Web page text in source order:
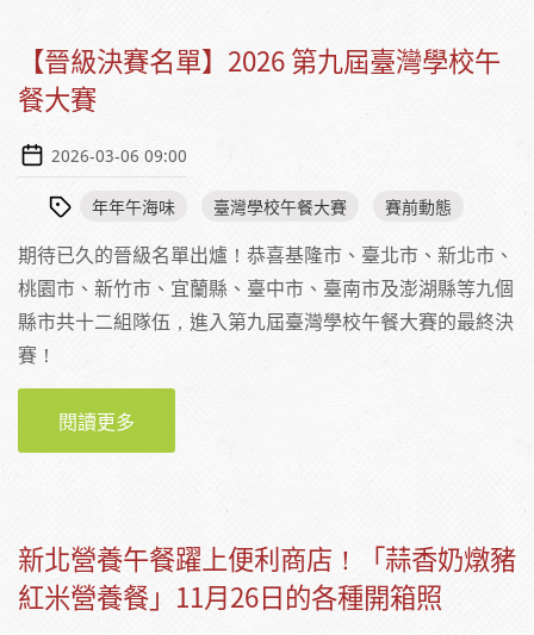
【晉級決賽名單】2026 第九屆臺灣學校午
餐大賽
2026-03-06 09:00
年年午海味 臺灣學校午餐大賽 賽前動態
期待已久的晉級名單出爐！恭喜基隆市、臺北市、新北市、
桃園市、新竹市、宜蘭縣、臺中市、臺南市及澎湖縣等九個
縣市共十二組隊伍，進入第九屆臺灣學校午餐大賽的最終決
賽！
閱讀更多
餐大賽
新北營養午餐躍上便利商店！「蒜香奶燉豬
紅米營養餐」11月26日的各種開箱照